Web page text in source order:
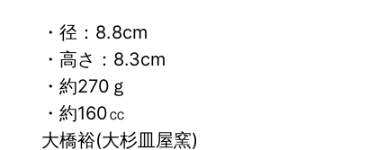
・径：8.8cm
・高さ：8.3cm
・約270ｇ
・約160㏄
大橋裕(大杉皿屋窯)